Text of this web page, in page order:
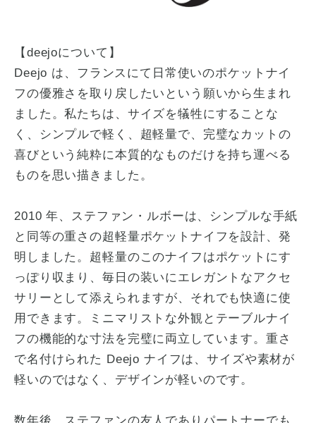
【deejoについて】
Deejo は、フランスにて日常使いのポケットナイ
フの優雅さを取り戻したいという願いから生まれ
ました。私たちは、サイズを犠牲にすることな
く、シンプルで軽く、超軽量で、完璧なカットの
喜びという純粋に本質的なものだけを持ち運べる
ものを思い描きました。
2010 年、ステファン・ルボーは、シンプルな手紙
と同等の重さの超軽量ポケットナイフを設計、発
明しました。超軽量のこのナイフはポケットにす
っぽり収まり、毎日の装いにエレガントなアクセ
サリーとして添えられますが、それでも快適に使
用できます。ミニマリストな外観とテーブルナイ
フの機能的な寸法を完璧に両立しています。重さ
で名付けられた Deejo ナイフは、サイズや素材が
軽いのではなく、デザインが軽いのです。